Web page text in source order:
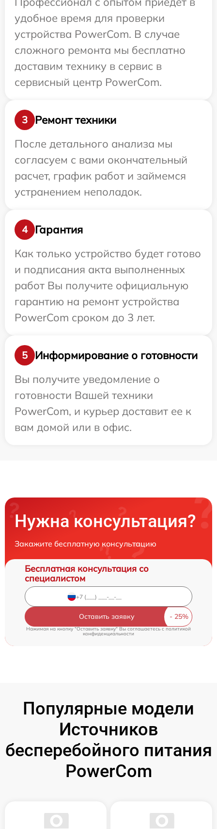
удобное время для проверки
устройства PowerCom. В случае
сложного ремонта мы бесплатно
доставим технику в сервис в
сервисный центр PowerCom.
3
Ремонт техники
После детального анализа мы
согласуем с вами окончательный
расчет, график работ и займемся
устранением неполадок.
4
Гарантия
Как только устройство будет готово
и подписания акта выполненных
работ Вы получите официальную
гарантию на ремонт устройства
PowerCom сроком до 3 лет.
5
Информирование о готовности
Вы получите уведомление о
готовности Вашей техники
PowerCom, и курьер доставит ее к
вам домой или в офис.
Нужна консультация?
Закажите бесплатную консультацию
Бесплатная консультация со
специалистом
Оставить заявку
Нажимая на кнопку "Оставить заявку" Вы соглашаетесь cполитикой
конфиденциальности
Популярные модели
Источников
бесперебойного питания
PowerCom